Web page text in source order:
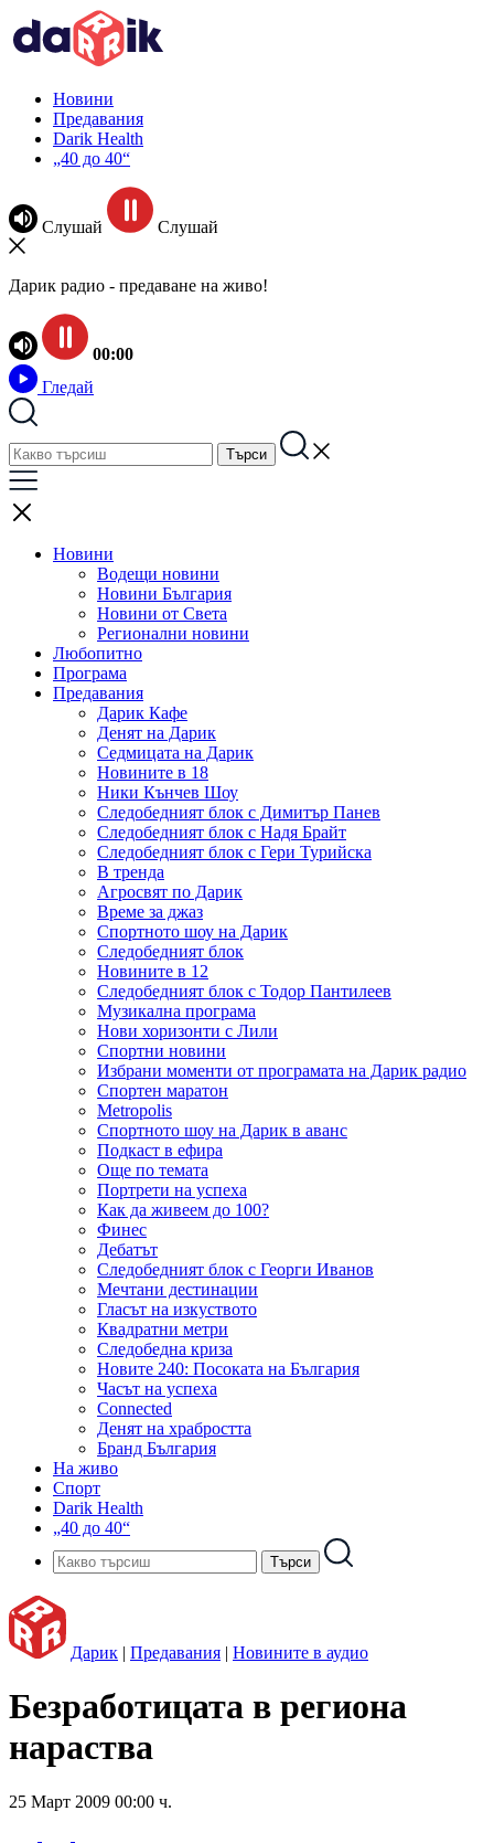
Новини
Предавания
Darik Health
„40 до 40“
Слушай Слушай
Дарик радио - предаване на живо!
00:00
Гледай
Новини
Водещи новини
Новини България
Новини от Света
Регионални новини
Любопитно
Програма
Предавания
Дарик Кафе
Денят на Дарик
Седмицата на Дарик
Новините в 18
Ники Кънчев Шоу
Следобедният блок с Димитър Панев
Следобедният блок с Надя Брайт
Следобедният блок с Гери Турийска
В тренда
Агросвят по Дарик
Време за джаз
Спортното шоу на Дарик
Следобедният блок
Новините в 12
Следобедният блок с Тодор Пантилеев
Музикална програма
Нови хоризонти с Лили
Спортни новини
Избрани моменти от програмата на Дарик радио
Спортен маратон
Metropolis
Спортното шоу на Дарик в аванс
Подкаст в ефира
Още по темата
Портрети на успеха
Как да живеем до 100?
Финес
Дебатът
Следобедният блок с Георги Иванов
Мечтани дестинации
Гласът на изкуството
Квадратни метри
Следобедна криза
Новите 240: Посоката на България
Часът на успеха
Connected
Денят на храбростта
Бранд България
На живо
Спорт
Darik Health
„40 до 40“
Дарик | Предавания | Новините в аудио
Безработицата в региона
нараства
25 Март 2009 00:00 ч.